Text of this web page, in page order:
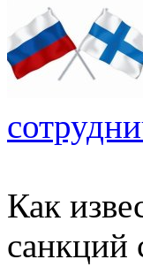
Как
санкций